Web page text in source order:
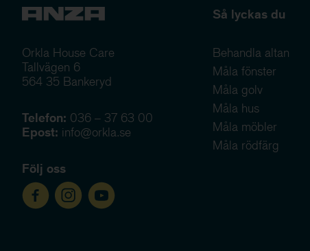
Orkla House Care
Tallvägen 6
564 35 Bankeryd
Telefon: 036 – 37 63 00
Epost: info@orkla.se
Följ oss
Så lyckas du
Behandla altan
Måla fönster
Måla golv
Måla hus
Måla möbler
Måla rödfärg